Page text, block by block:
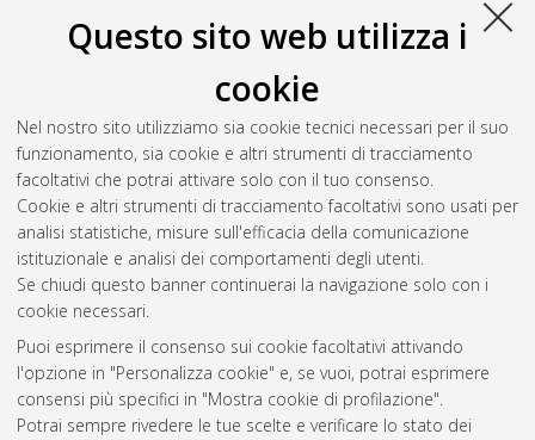
Questo sito web utilizza i
cookie
Nel nostro sito utilizziamo sia cookie tecnici necessari per il suo
funzionamento, sia cookie e altri strumenti di tracciamento
facoltativi che potrai attivare solo con il tuo consenso.
Cookie e altri strumenti di tracciamento facoltativi sono usati per
analisi statistiche, misure sull'efficacia della comunicazione
istituzionale e analisi dei comportamenti degli utenti.
Se chiudi questo banner continuerai la navigazione solo con i
cookie necessari.
Puoi esprimere il consenso sui cookie facoltativi attivando
l'opzione in "Personalizza cookie" e, se vuoi, potrai esprimere
consensi più specifici in "Mostra cookie di profilazione".
Potrai sempre rivedere le tue scelte e verificare lo stato dei
three-dimensional multi-channel virtual fluorescent staining.
[Laurea magistrale], Università di Bologna, Corso di Studio in
Artificial intelligence [LM-DM270]
Questa lista e' stata generata ilSun Aug 9 10:38:47 2026
CEST
Atom
Rss 1.0
Rss 2.0